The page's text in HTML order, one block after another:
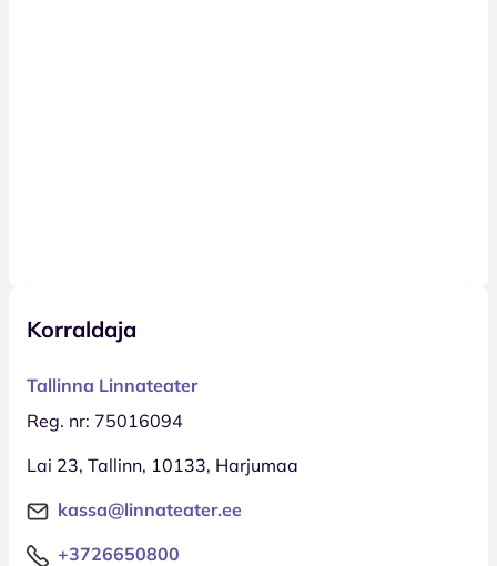
Korraldaja
Tallinna Linnateater
Reg. nr: 75016094
Lai 23, Tallinn, 10133, Harjumaa
kassa@linnateater.ee
+3726650800